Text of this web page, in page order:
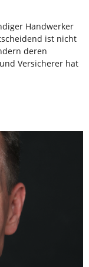
Handwerker
ist nicht
deren
Versicherer hat